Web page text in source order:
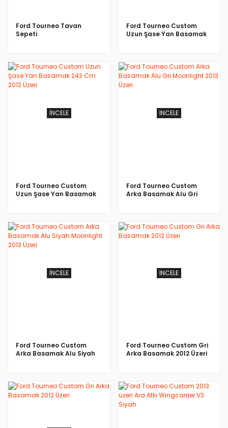
Ford Tourneo Tavan
Sepeti
Ford Tourneo Custom
Uzun Şase Yan Basamak
İNCELE
Ford Tourneo Custom
Uzun Şase Yan Basamak
İNCELE
Ford Tourneo Custom
Arka Basamak Alu Gri
İNCELE
Ford Tourneo Custom
Arka Basamak Alu Siyah
İNCELE
Ford Tourneo Custom Gri
Arka Basamak 2012 Üzeri